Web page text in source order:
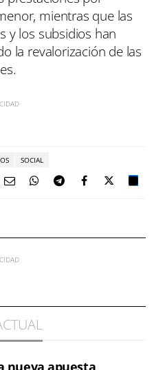
mientras que las
y los subsidios han
la revalorización de las
SOCIAL
nueva apuesta